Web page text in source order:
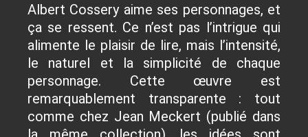
Albert Cossery aime ses personnages, et
ça se ressent. Ce n’est pas l’intrigue qui
alimente le plaisir de lire, mais l’intensité,
le naturel et la simplicité de chaque
personnage. Cette œuvre est
remarquablement transparente : tout
comme chez Jean Meckert (publié dans